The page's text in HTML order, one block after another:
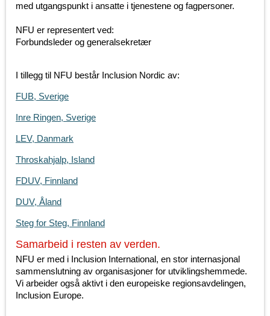
med utgangspunkt i ansatte i tjenestene og fagpersoner.
NFU er representert ved:
Forbundsleder og generalsekretær
I tillegg til NFU består Inclusion Nordic av:
FUB, Sverige
Inre Ringen, Sverige
LEV, Danmark
Throskahjalp, Island
FDUV, Finnland
DUV, Åland
Steg for Steg, Finnland
Samarbeid i resten av verden.
NFU er med i Inclusion International, en stor internasjonal
sammenslutning av organisasjoner for utviklingshemmede.
Vi arbeider også aktivt i den europeiske regionsavdelingen,
Inclusion Europe.